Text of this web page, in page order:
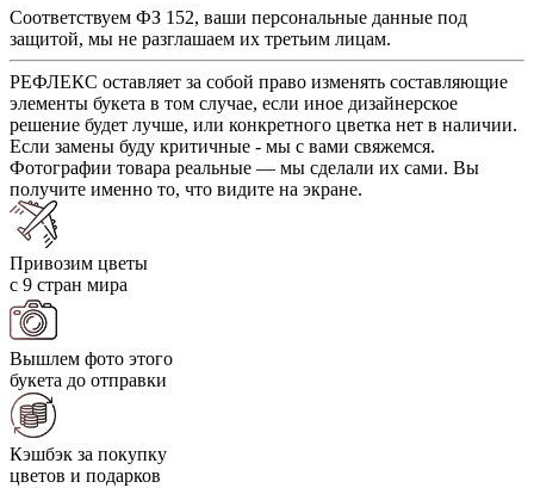
Соответствуем ФЗ 152, ваши персональные данные под
защитой, мы не разглашаем их третьим лицам.
РЕФЛЕКС оставляет за собой право изменять составляющие
элементы букета в том случае, если иное дизайнерское
решение будет лучше, или конкретного цветка нет в наличии.
Если замены буду критичные - мы с вами свяжемся.
Фотографии товара реальные — мы сделали их сами. Вы
получите именно то, что видите на экране.
Привозим цветы
с 9 стран мира
Вышлем фото этого
букета до отправки
Кэшбэк за покупку
цветов и подарков